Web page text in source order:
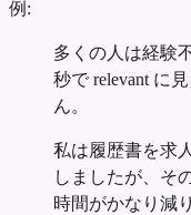
例:
多くの人は経験
秒で relevant に
ん。
私は履歴書を求
しましたが、そ
時間がかなり減